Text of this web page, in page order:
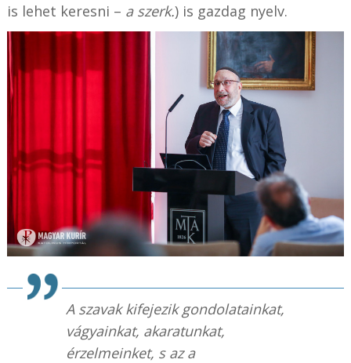
is lehet keresni – a szerk.) is gazdag nyelv.
A szavak kifejezik gondolatainkat,
vágyainkat, akaratunkat,
érzelmeinket, s az a